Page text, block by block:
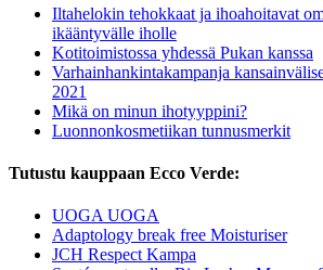
Iltahelokin tehokkaat ja ihoahoitavat
ikääntyvälle iholle
Kotitoimistossa yhdessä Pukan kanssa
Varhainhankintakampanja
2021
Mikä on minun ihotyyppini?
Luonnonkosmetiikan tunnusmerkit
Tutustu kauppaan Ecco Verde:
UOGA UOGA
Adaptology break free Moisturiser
JCH Respect Kampa